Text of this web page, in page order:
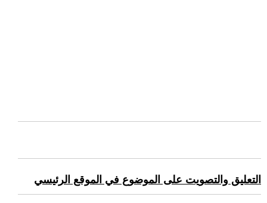
التعليق والتصويت على الموضوع في الموقع الرئيسي